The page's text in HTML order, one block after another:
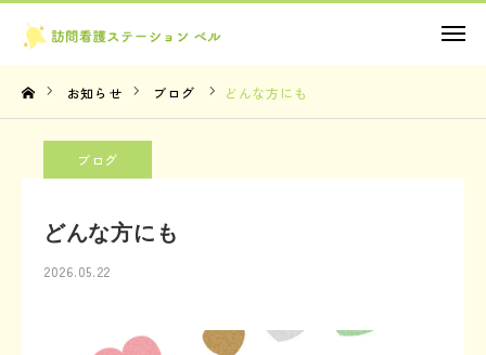
お知らせ ブログ どんな方にも
ブログ
どんな方にも
2026.05.22
お問い合わせ
TOP